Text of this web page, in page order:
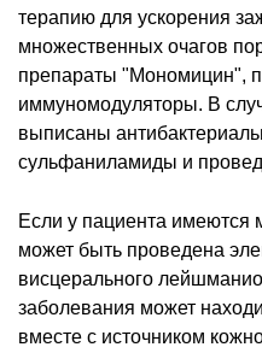
терапию для ускорения
множественных очагов
препараты "Мономицин",
иммуномодуляторы. В
выписаны
сульфаниламиды и
Если у пациента имеются
может быть проведена
висцерального
заболевания может
вместе с источником